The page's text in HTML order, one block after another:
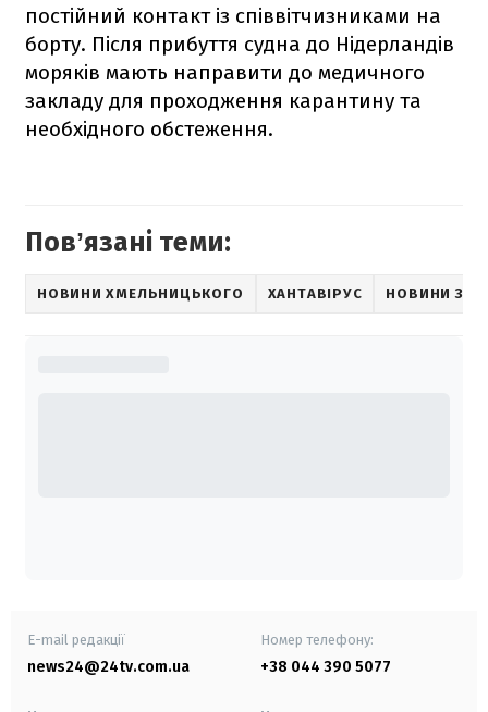
постійний контакт із співвітчизниками на
борту. Після прибуття судна до Нідерландів
моряків мають направити до медичного
закладу для проходження карантину та
необхідного обстеження.
Повʼязані теми:
НОВИНИ ХМЕЛЬНИЦЬКОГО ХАНТАВІРУС НОВИНИ
E-mail редакції
news24@24tv.com.ua
Номер телефону:
+38 044 390 5077